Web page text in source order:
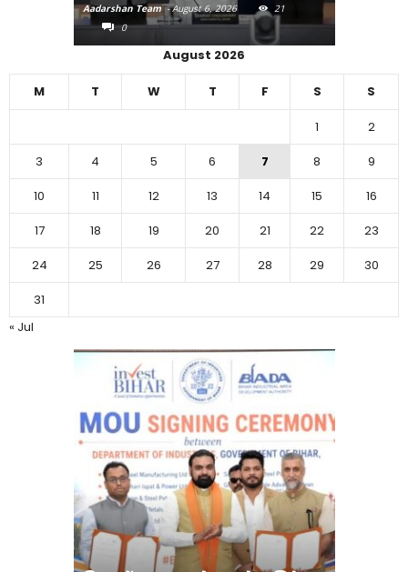
Aadarshan Team - August 5, 2026
0
August 2026
M T W T F S S
1
2
3
4 5 6 7 8
9
10
11 12 13 14 15
16
17
18 19 20 21 22
23
24
25 26 27 28 29
30
31
« Jul